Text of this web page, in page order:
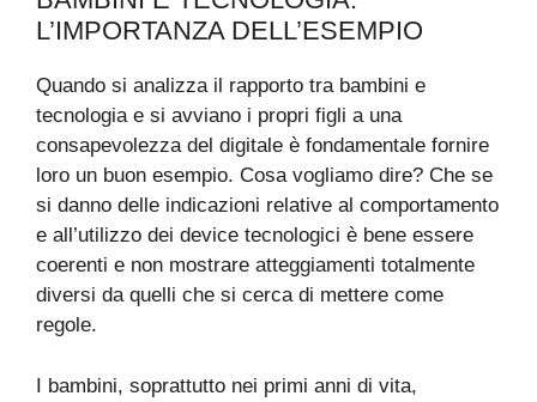
L’IMPORTANZA DELL’ESEMPIO
Quando si analizza il rapporto tra bambini e
tecnologia e si avviano i propri figli a una
consapevolezza del digitale è fondamentale fornire
loro un buon esempio. Cosa vogliamo dire? Che se
si danno delle indicazioni relative al comportamento
e all’utilizzo dei device tecnologici è bene essere
coerenti e non mostrare atteggiamenti totalmente
diversi da quelli che si cerca di mettere come
regole.
I bambini, soprattutto nei primi anni di vita,